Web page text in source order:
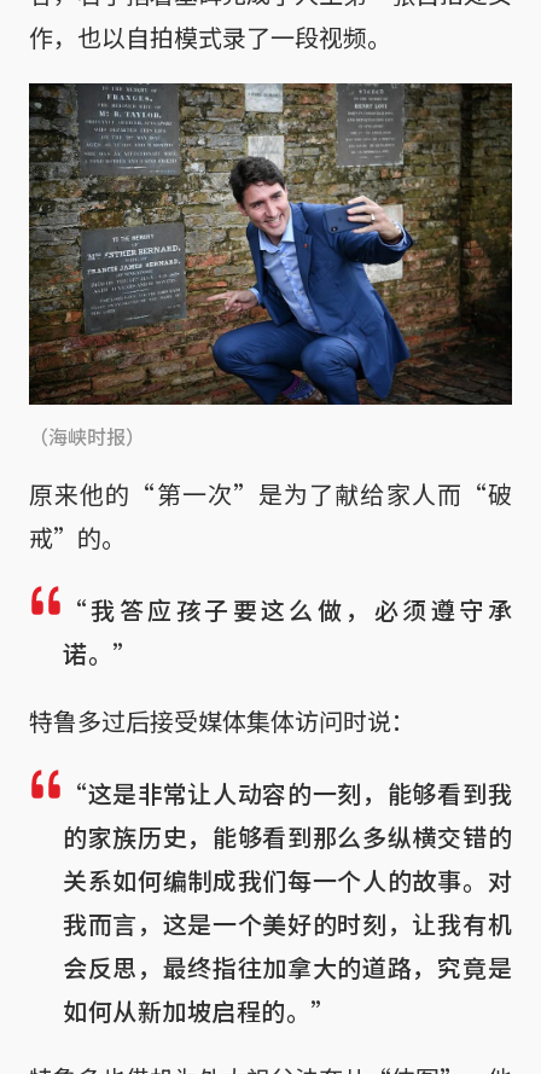
作，也以自拍模式录了一段视频。
（海峡时报）
原来他的“第一次”是为了献给家人而“破
戒”的。
“我答应孩子要这么做，必须遵守承
诺。”
特鲁多过后接受媒体集体访问时说：
“这是非常让人动容的一刻，能够看到我
的家族历史，能够看到那么多纵横交错的
关系如何编制成我们每一个人的故事。对
我而言，这是一个美好的时刻，让我有机
会反思，最终指往加拿大的道路，究竟是
如何从新加坡启程的。”